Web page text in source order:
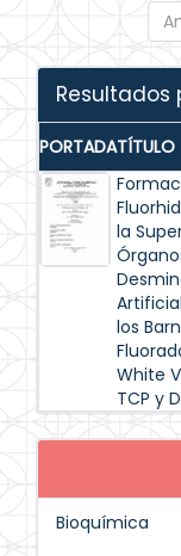
Resultados
PORTADATÍTULO
la
los
White
TCP y
Bioquímica